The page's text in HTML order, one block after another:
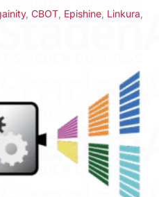
, CBOT Epishine Linkura